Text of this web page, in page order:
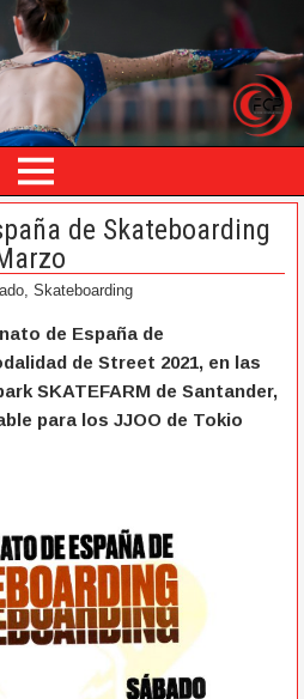
de Skateboarding
Skateboarding
de España de
de Street 2021, en las
SKATEFARM de Santander,
para los JJOO de Tokio